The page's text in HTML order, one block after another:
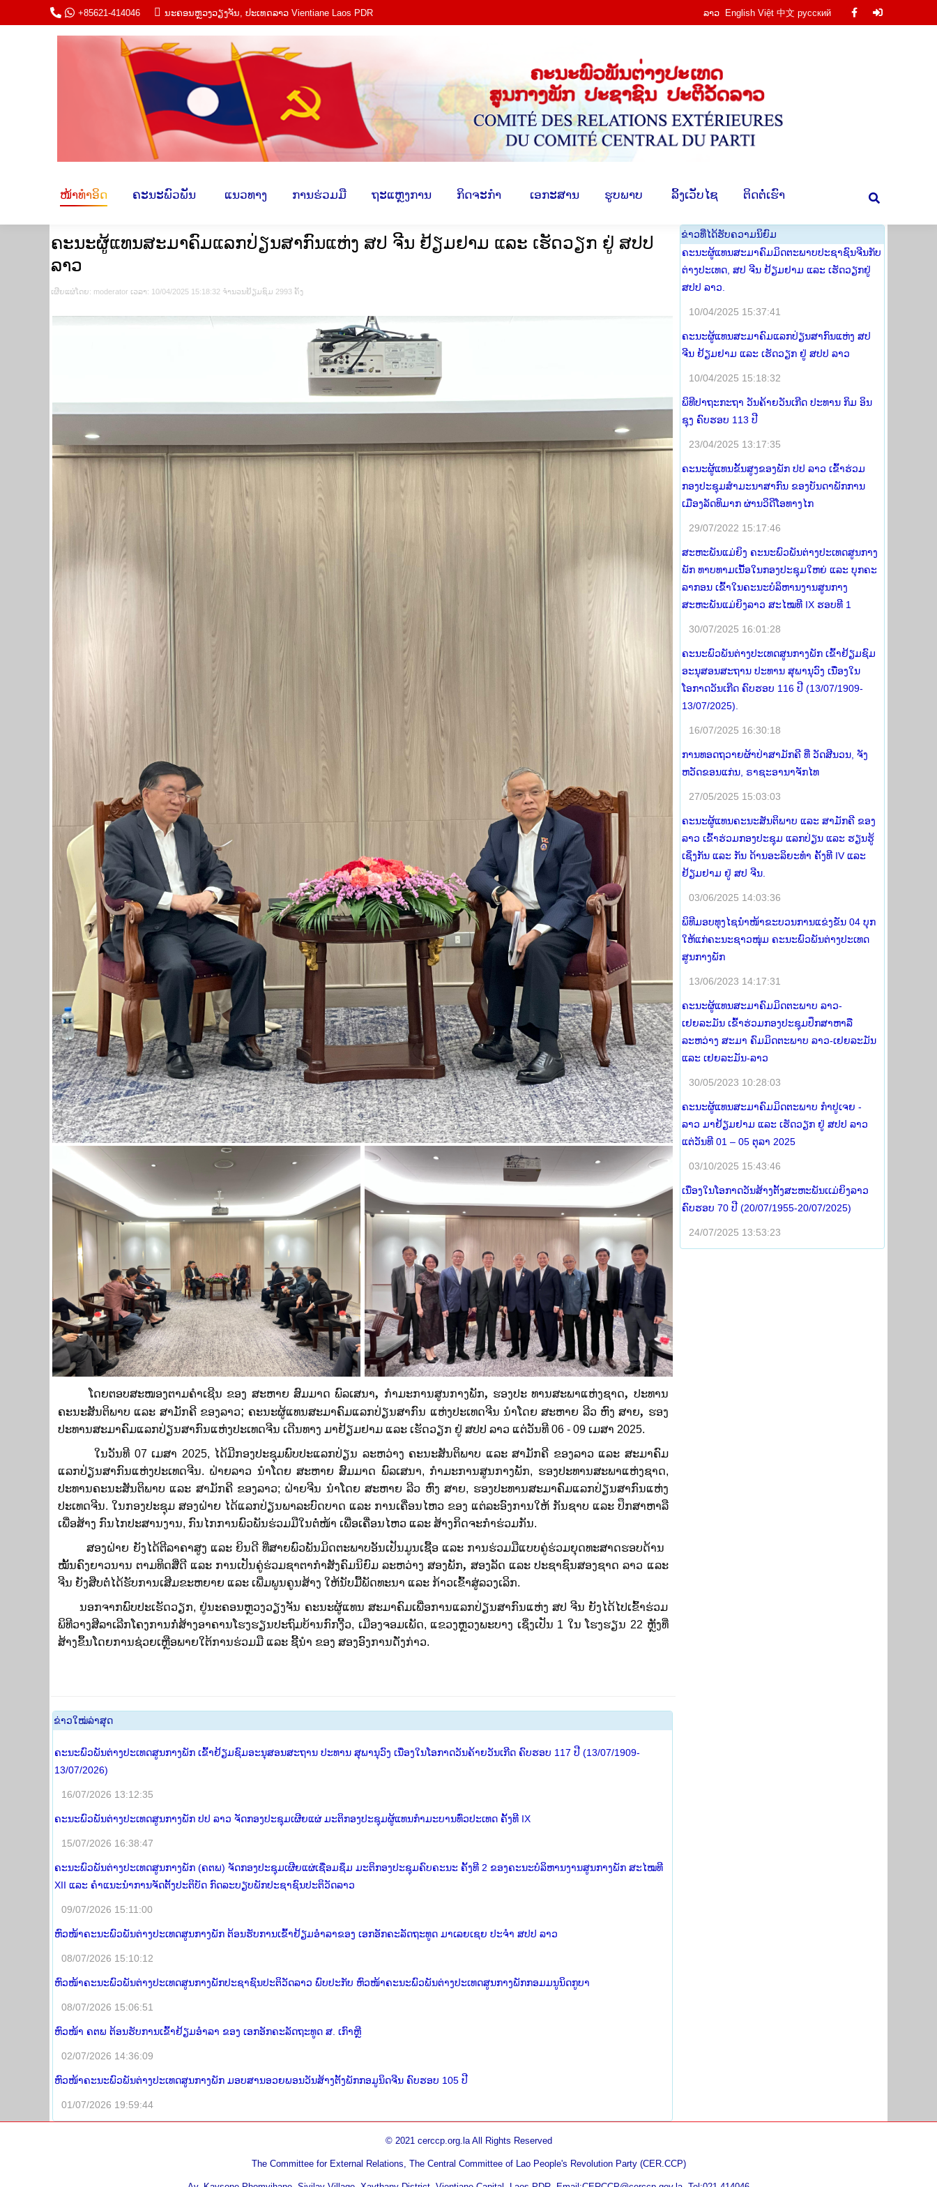
+85621-414046 ນະ​ຄອນຫຼວງວຽງ​ຈັນ, ປະ​ເທດ​ລາວ Vientiane Laos PDR ລາວ English Việt 中文 русский
Facebook
ໜ້າ​ທຳ​ອິດ ຄະ​ນະພົວ​ພັນ​ ​ ແນວ​ທາງ​ ​ການ​ຮ່ວມ​ມື ​ຖະ​ແຫຼງ​ການ ​ກິດ​ຈະ​ກຳ ​ ເອ​ກະ​ສານ ​ຮູບ​ພາບ ​ ລິ້ງ​ເວັບ​ໄຊ ​ຕິດ​ຕໍ່​ເຮົາ Search:
ຄະນະຜູ້ແທນສະມາຄົມແລກປ່ຽນສາກົນແຫ່ງ ສປ ຈີນ ຢ້ຽມຢາມ ແລະ ເຮັດວຽກ ຢູ່ ສປປ
ລາວ
ເຜີຍ​ແຜ່​ໂດຍ​: moderator ເວ​ລາ: 10/04/2025 15:18:32 ຈຳ​ນວນ​​ຢ້ຽມ​ຊົມ 2993 ຄັ້ງ
ໂດຍຕອບສະໜອງຕາມຄໍາເຊີນ ຂອງ ສະຫາຍ ສົມມາດ ພົລເສນາ, ກຳມະການສູນກາງພັກ, ​ຮອງປະ ທານສະພາແຫ່ງຊາດ, ປະທານ​
ຄະນະສັນຕິພາບ ແລະ ສາມັກຄີ ຂອງລາວ; ຄະນະຜູ້ແທນສະມາຄົມແລກປ່ຽນສາກົນ ແຫ່ງປະເທດຈີນ ນໍາໂດຍ ສະຫາຍ ລີວ ຫົງ ສາຍ, ຮອງ
ປະທານສະມາຄົມແລກປ່ຽນສາກົນແຫ່ງປະເທດຈີນ ເດີນທາງ ມາຢ້ຽມຢາມ ແລະ ເຮັດວຽກ ຢູ່ ສປປ ລາວ ແຕ່ວັນທີ 06 - 09 ເມສາ 2025.
ໃນວັນທີ 07 ເມສາ 2025, ໄດ້ມີກອງປະຊຸມພົບປະແລກປ່ຽນ ລະຫວ່າງ ຄະນະສັນຕິພາບ ແລະ ສາມັກຄີ ຂອງລາວ ແລະ ສະມາຄົມ
ແລກປ່ຽນສາກົນແຫ່ງປະເທດຈີນ. ຝ່າຍລາວ ນໍາໂດຍ ສະຫາຍ ສົມມາດ ພົລເສນາ, ກໍາມະການສູນກາງພັກ, ຮອງປະທານສະພາແຫ່ງຊາດ,
ປະທານຄະນະສັນຕິພາບ ແລະ ສາມັກຄີ ຂອງລາວ; ຝ່າຍຈີນ ນໍາໂດຍ ສະຫາຍ ລີວ ຫົງ ສາຍ, ຮອງປະທານສະມາຄົມແລກປ່ຽນສາກົນແຫ່ງ
ປະເທດຈີນ. ໃນກອງປະຊຸມ ສອງຝ່າຍ ໄດ້ແລກປ່ຽນພາລະບົດບາດ ແລະ ການເຄື່ອນໄຫວ ຂອງ ແຕ່ລະອົງການໃຫ້ ກັນຊາບ ແລະ ປຶກສາຫາລື
ເພື່ອສ້າງ ກົນໄກປະສານງານ, ກົນໄກການພົວພັນຮ່ວມມືໃນຕໍ່ໜ້າ ເພື່ອເຄື່ອນໄຫວ ແລະ ສ້າງກິດຈະກໍາຮ່ວມກັນ.
ສອງຝ່າຍ ຍັງໄດ້ຕີລາຄາສູງ ແລະ ຍິນດີ ທີ່ສາຍ​ພົວ​ພັນ​ມິດ​ຕະ​ພາບ​ອັນ​ເປັນ​ມູນ​ເຊື້ອ ແລະ ການຮ່ວມ​ມື​ແບບ​ຄູ່​ຮ່ວມ​ຍຸດ​ທະ​ສາດ​ຮອບ​ດ້ານ ​
ໝັ້ນ​ຄົງ​ຍາວ​ນານ ຕາມ​ທິດສີ່​ດີ ແລະ ​ການ​ເປັນ​ຄູ່​ຮ່ວມ​ຊາ​ຕາ​ກຳ​ສັງ​ຄົມ​ນິ​ຍົມ ລະຫວ່າງ ສອງພັກ,ສອງລັດ ແລະ ປະຊາຊົນສອງຊາດ ລາວ ແລະ
ຈີນ ຍັງສືບຕໍ່ໄດ້ຮັບການເສີມຂະຫຍາຍ ແລະ ເພີ່ມພູນຄູນສ້າງ ໃຫ້ນັບມື້ພັດທະນາ ແລະ ກ້າວເຂົ້າສູ່ລວງເລິກ.
ນອກຈາກພົບປະເຮັດວຽກ, ຢູ່ນະຄອນຫຼວງວຽງຈັນ ຄະນະຜູ້ແທນ ສະມາຄົມເພື່ອການແລກປ່ຽນສາກົນແຫ່ງ ສປ ຈີນ ຍັງໄດ້ໄປເຂົ້າຮ່ວມ
ພິທີວາງສີລາເລີກໂຄງການກໍ່ສ້າງອາຄານໂຮງຮຽນປະຖົມບ້ານກົກງີ້ວ, ເມືອງຈອມເພັດ, ແຂວງຫຼວງພະບາງ ເຊິ່ງເປັນ 1 ໃນ ໂຮງຮຽນ 22 ຫຼັງທີ່
ສ້າງຂຶ້ນໂດຍການຊ່ວຍເຫຼືອພາຍໃຕ້ການຮ່ວມມື ແລະ ຊີ້ນໍາ ຂອງ ສອງອົງການດັ່ງກ່າວ.
​ຂ່າວ​ໃໝ່​ລ່າ​ສຸດ
ຄະນະພົວພັນຕ່າງປະເທດສູນກາງພັກ ເຂົ້າຢ້ຽມຊົມອະນຸສອນສະຖານ ປະທານ ສຸພານຸວົງ ເນື່ອງໃນໂອກາດວັນຄ້າຍວັນເກີດ ຄົບຮອບ 117 ປີ (13/07/1909-
13/07/2026)
16/07/2026 13:12:35
ຄະນະພົວພັນຕ່າງປະເທດສູນກາງພັກ ປປ ລາວ ຈັດກອງປະຊຸມເຜີຍແຜ່ ມະຕິກອງປະຊຸມຜູ້ແທນກຳມະບານທົ່ວປະເທດ ຄັ້ງທີ IX
15/07/2026 16:38:47
ຄະນະພົວພັນຕ່າງປະເທດສູນກາງພັກ (ຄຕພ) ຈັດກອງປະຊຸມເຜີຍແຜ່ເຊື່ອມຊຶມ ມະຕິກອງປະຊຸມຄົບຄະນະ ຄັ້ງທີ 2 ຂອງຄະນະບໍລິຫານງານສູນກາງພັກ ສະໄໝທີ
XII ແລະ ຄໍາແນະນໍາການຈັດຕັ້ງປະຕິບັດ ກົດລະບຽບພັກປະຊາຊົນປະຕິວັດລາວ
09/07/2026 15:11:00
ຫົວໜ້າຄະນະພົວພັນຕ່າງປະເທດສູນກາງພັກ ຕ້ອນຮັບການເຂົ້າຢ້ຽມອຳລາຂອງ ເອກອັກຄະລັດຖະທູດ ມາເລຍເຊຍ ປະຈຳ ສປປ ລາວ
08/07/2026 15:10:12
ຫົວໜ້າຄະນະພົວພັນຕ່າງປະເທດສູນກາງພັກປະຊາຊົນປະຕິວັດລາວ ພົບປະກັບ ຫົວໜ້າຄະນະພົວພັນຕ່າງປະເທດສູນກາງພັກກອມມນູນິດກູບາ
08/07/2026 15:06:51
ຫົວໜ້າ ຄຕພ ຕ້ອນຮັບການເຂົ້າຢ້ຽມອໍາລາ ຂອງ ເອກອັກຄະລັດຖະທູດ ສ. ເກົາຫຼີ
02/07/2026 14:36:09
ຫົວໜ້າຄະນະພົວພັນຕ່າງປະເທດສູນກາງພັກ ມອບສານອວຍພອນວັນສ້າງຕັ້ງພັກກອມູນິດຈີນ ຄົບຮອບ 105 ປີ
01/07/2026 19:59:44
​ຂ່າວ​ທີ່​ໄດ້​ຮັບ​ຄວາມ​ນິ​ຍົມ
ຄະນະຜູ້ແທນສະມາຄົມມິດຕະພາບປະຊາຊົນຈີນກັບ
ຕ່າງປະເທດ, ສປ ຈີນ ຢ້ຽມຢາມ ແລະ ເຮັດວຽກຢູ່
ສປປ ລາວ.
10/04/2025 15:37:41
ຄະນະຜູ້ແທນສະມາຄົມແລກປ່ຽນສາກົນແຫ່ງ ສປ
ຈີນ ຢ້ຽມຢາມ ແລະ ເຮັດວຽກ ຢູ່ ສປປ ລາວ
10/04/2025 15:18:32
ພິທີປາຖະກະຖາ ວັນຄ້າຍວັນເກີດ ປະທານ ກິມ ອິນ
ຊຸງ ຄົບຮອບ 113 ປີ
23/04/2025 13:17:35
ຄະນະຜູ້ແທນຂັ້ນສູງຂອງພັກ ປປ ລາວ ເຂົ້າຮ່ວມ
ກອງປະຊຸມສໍາມະນາສາກົນ ຂອງບັນດາພັກການ
ເມືອງລັດທິມາກ ຜ່ານວິດີໂອທາງໄກ
29/07/2022 15:17:46
ສະຫະພັນແມ່ຍິງ ຄະນະພົວພັນຕ່າງປະເທດສູນກາງ
ພັກ ທາບທາມເນື້ອໃນກອງປະຊຸມໃຫຍ່ ແລະ ບຸກຄະ
ລາກອນ ເຂົ້າໃນຄະນະບໍລິຫານງານສູນກາງ
ສະຫະພັນແມ່ຍິງລາວ ສະໄໝທີ IX ຮອບທີ 1
30/07/2025 16:01:28
ຄະນະພົວພັນຕ່າງປະເທດສູນກາງພັກ ເຂົ້າຢ້ຽມຊົມ
ອະນຸສອນສະຖານ ປະທານ ສຸພານຸວົງ ເນື່ອງໃນ
ໂອກາດວັນເກີດ ຄົບຮອບ 116 ປີ (13/07/1909-
13/07/2025).
16/07/2025 16:30:18
ການທອດຖວາຍຜ້າປ່າສາມັກຄີ ທີ່ ວັດສີນວນ, ຈັງ
ຫວັດຂອນແກ່ນ, ຣາຊະອານາຈັກໄທ
27/05/2025 15:03:03
ຄະນະຜູ້ແທນຄະນະສັນຕິພາບ ແລະ ສາມັກຄີ ຂອງ
ລາວ ເຂົ້າຮ່ວມກອງປະຊຸມ ແລກປ່ຽນ ແລະ ຮຽນຮູ້
ເຊິ່ງກັນ ແລະ ກັນ ດ້ານອະລິຍະທໍາ ຄັ້ງທີ IV ແລະ
ຢ້ຽມຢາມ ຢູ່ ສປ ຈີນ.
03/06/2025 14:03:36
ພິທີມອບທຸງໄຊນຳໜ້າຂະບວນການແຂ່ງຂັນ 04 ບຸກ
ໃຫ້ແກ່ຄະນະຊາວໜຸ່ມ ຄະນະພົວພັນຕ່າງປະເທດ
ສູນກາງພັກ
13/06/2023 14:17:31
ຄະນະຜູ້ແທນສະມາຄົມມິດຕະພາບ ລາວ-
ເຢຍລະມັນ ເຂົ້າຮ່ວມກອງປະຊຸມປຶກສາຫາລື
ລະຫວ່າງ ສະມາ ຄົມມິດຕະພາບ ລາວ-ເຢຍລະມັນ
ແລະ ເຢຍລະມັນ-ລາວ
30/05/2023 10:28:03
ຄະນະຜູ້ແທນສະມາຄົມມິດຕະພາບ ກໍາປູເຈຍ -
ລາວ ມາຢ້ຽມຢາມ ແລະ ເຮັດວຽກ ຢູ່ ສປປ ລາວ
ແຕ່ວັນທີ 01 – 05 ຕຸລາ 2025
03/10/2025 15:43:46
ເນື່ອງໃນໂອກາດວັນສ້າງຕັ້ງສະຫະພັນເເມ່ຍິງລາວ
ຄົບຮອບ 70 ປີ (20/07/1955-20/07/2025)
24/07/2025 13:53:23
© 2021 cerccp.org.la All Rights Reserved
The Committee for External Relations, The Central Committee of Lao People's Revolution Party (CER.CCP)
ໜ້າ​ທຳ​ອິດ ຄະ​ນະພົວ​ພັນ​ ​ ແນວ​ທາງ​ ​ການ​ຮ່ວມ​ມື ​ຖະ​ແຫຼງ​ການ ​ກິດ​ຈະ​ກຳ ​ ເອ​ກະ​ສານ ​ຮູບ​ພາບ ​ ລິ້ງ​ເວັບ​ໄຊ ​ຕິດ​ຕໍ່​ເຮົາ Search: